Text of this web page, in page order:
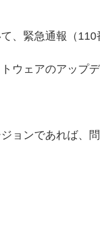
、緊急通報（
ウェアのアップ
ョンであれば、問